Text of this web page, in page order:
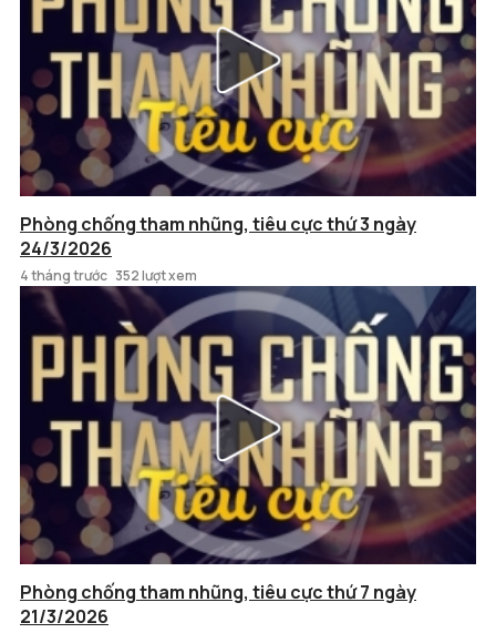
Phòng chống tham nhũng, tiêu cực thứ 3 ngày
24/3/2026
4 tháng trước 352 lượt xem
Phòng chống tham nhũng, tiêu cực thứ 7 ngày
21/3/2026